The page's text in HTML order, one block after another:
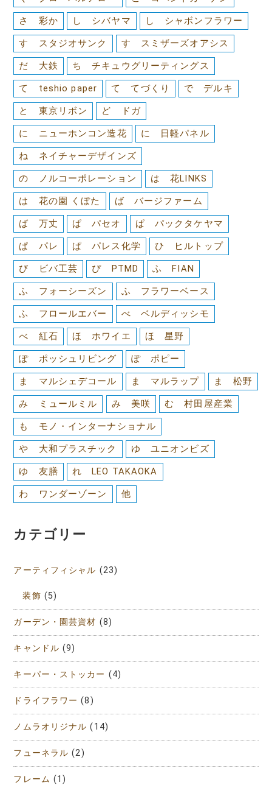
さ 彩か し シバヤマ し シャボンフラワー
す スタジオサンク す スミザーズオアシス
だ 大鉄 ち チキュウグリーティングス
て teshio paper て てづくり で デルキ
と 東京リボン ど ドガ
に ニューホンコン造花 に 日軽パネル
ね ネイチャーデザインズ
の ノルコーポレーション は 花LINKS
は 花の園 くぼた ば バージファーム
ば 万丈 ぱ パセオ ぱ パックタケヤマ
ぱ パレ ぱ パレス化学 ひ ヒルトップ
び ビバ工芸 ぴ PTMD ふ FIAN
ふ フォーシーズン ふ フラワーベース
ふ フロールエバー べ ベルディッシモ
べ 紅石 ほ ホワイエ ほ 星野
ぽ ポッシュリビング ぽ ポピー
ま マルシェデコール ま マルラップ ま 松野
み ミュールミル み 美咲 む 村田屋産業
も モノ・インターナショナル
や 大和プラスチック ゆ ユニオンビズ
ゆ 友膳 れ LEO TAKAOKA
わ ワンダーゾーン 他
カテゴリー
アーティフィシャル (23)
装飾 (5)
ガーデン・園芸資材 (8)
キャンドル (9)
キーパー・ストッカー (4)
ドライフラワー (8)
ノムラオリジナル (14)
フューネラル (2)
フレーム (1)